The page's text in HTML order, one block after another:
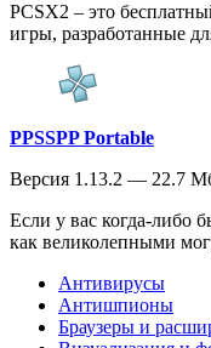
PCSX2 – это
игры, разработанные
PPSSPP Portable
Версия 1.13.2 — 22.7
Если у вас когда-либо
как великолепными
Антивирусы
Антишпионы
Браузеры и